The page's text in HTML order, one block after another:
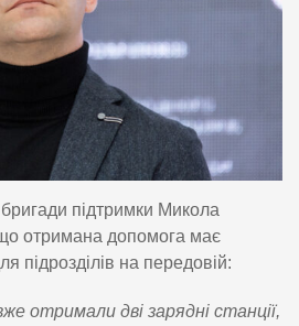
підтримки Микола
отримана допомога має
підрозділів на передовій:
отримали дві зарядні станції,